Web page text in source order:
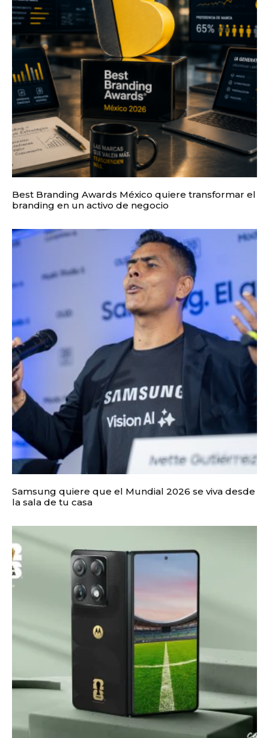
Best Branding Awards México quiere transformar el
branding en un activo de negocio
Samsung quiere que el Mundial 2026 se viva desde
la sala de tu casa